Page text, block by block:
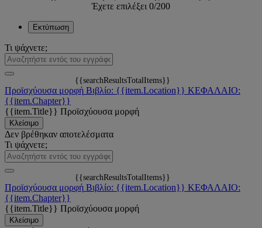
Έχετε επιλέξει 0/200
Εκτύπωση
Τι ψάχνετε;
{{searchResultsTotalItems}}
Προϊσχύουσα μορφή Βιβλίο: {{item.Location}} ΚΕΦΑΛΑΙΟ:
{{item.Chapter}}
{{item.Title}} Προϊσχύουσα μορφή
Κλείσιμο
Δεν βρέθηκαν αποτελέσματα
Τι ψάχνετε;
{{searchResultsTotalItems}}
Προϊσχύουσα μορφή Βιβλίο: {{item.Location}} ΚΕΦΑΛΑΙΟ:
{{item.Chapter}}
{{item.Title}} Προϊσχύουσα μορφή
Κλείσιμο